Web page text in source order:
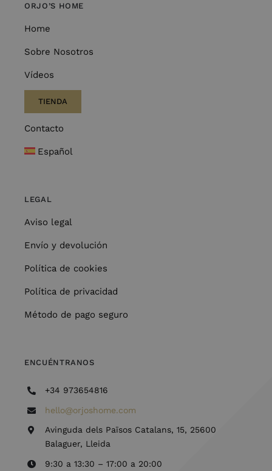
ORJO’S HOME
Home
Sobre Nosotros
Vídeos
TIENDA
Contacto
Español
LEGAL
Aviso legal
Envío y devolución
Política de cookies
Política de privacidad
Método de pago seguro
ENCUÉNTRANOS
+34 973654816
hello@orjoshome.com
Avinguda dels Països Catalans, 15, 25600
Balaguer, Lleida
9:30 a 13:30 – 17:00 a 20:00